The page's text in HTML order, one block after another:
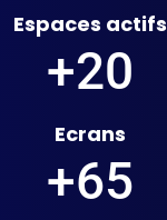
Espaces actifs
+20
Ecrans
+65